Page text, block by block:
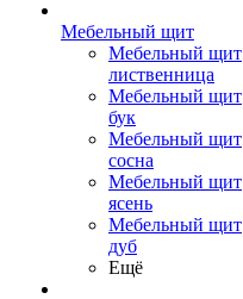
Мебельный щит
Мебельный щит
лиственница
Мебельный щит
бук
Мебельный щит
сосна
Мебельный щит
ясень
Мебельный щит
дуб
Ещё